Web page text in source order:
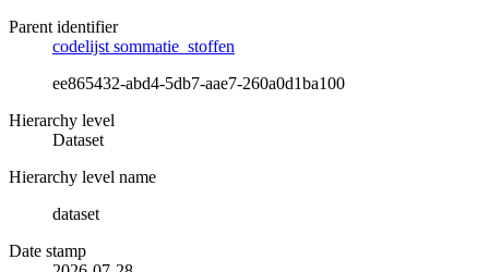
Parent identifier
codelijst sommatie_stoffen
ee865432-abd4-5db7-aae7-260a0d1ba100
Hierarchy level
Dataset
Hierarchy level name
dataset
Date stamp